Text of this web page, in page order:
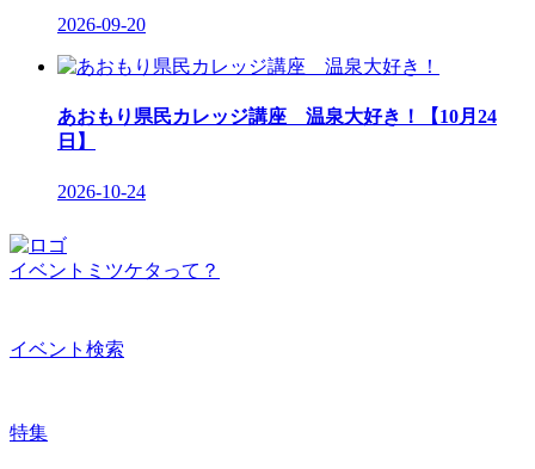
2026-09-20
あおもり県民カレッジ講座 温泉大好き！【10月24
日】
2026-10-24
イベントミツケタって？
イベント検索
特集